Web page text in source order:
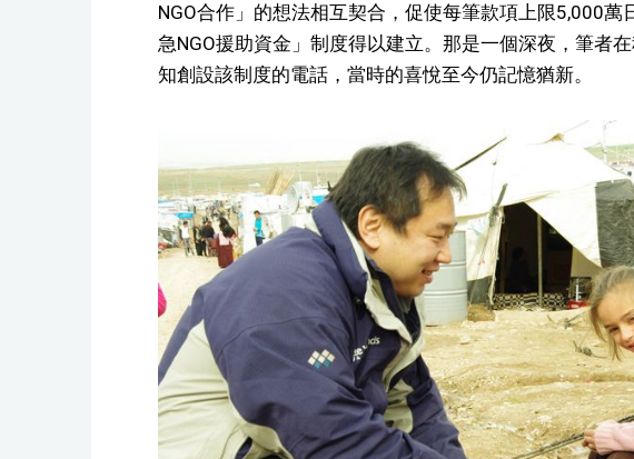
NGO合作」的想法相互契合，促使每筆款項上限5,000
急NGO援助資金」制度得以建立。那是一個深夜，筆者
知創設該制度的電話，當時的喜悅至今仍記憶猶新。